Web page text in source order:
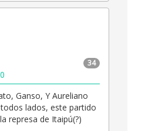
34
Ganso, Y Aureliano
lados, este partido
represa de Itaipú(?)